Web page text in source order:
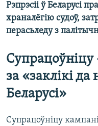
Рэпрэсіі ў Беларусі
храналёгію судоў,
перасьледу з
Cупрацоўніцу
за «заклікі
Беларусі»
Супрацоўніцу